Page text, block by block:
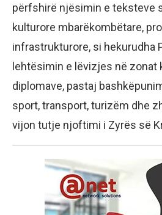
përfshirë njësimin e teksteve
kulturore mbarëkombëtare,
infrastrukturore, si hekurudha
lehtësimin e lëvizjes në zonat
diplomave, pastaj
sport, transport, turizëm dhe
vijon tutje njoftimi i Zyrës së